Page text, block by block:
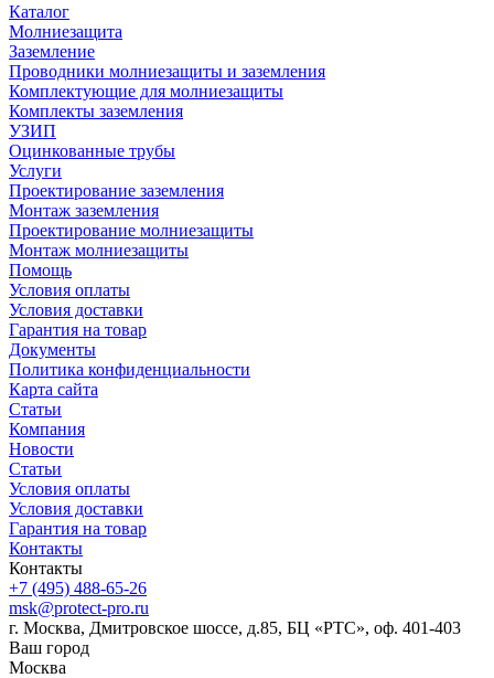
Каталог
Молниезащита
Заземление
Проводники молниезащиты и заземления
Комплектующие для молниезащиты
Комплекты заземления
УЗИП
Оцинкованные трубы
Услуги
Проектирование заземления
Монтаж заземления
Проектирование молниезащиты
Монтаж молниезащиты
Помощь
Условия оплаты
Условия доставки
Гарантия на товар
Документы
Политика конфиденциальности
Карта сайта
Статьи
Компания
Новости
Статьи
Условия оплаты
Условия доставки
Гарантия на товар
Контакты
Контакты
+7 (495) 488-65-26
msk@protect-pro.ru
г. Москва, Дмитровское шоссе, д.85, БЦ «РТС», оф. 401-403
Ваш город
Москва